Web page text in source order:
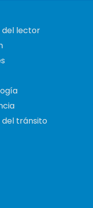
del lector
del tránsito